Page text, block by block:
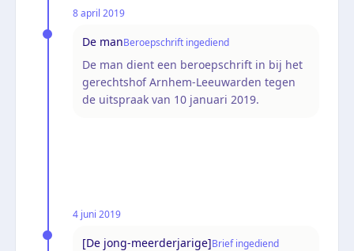
8 april 2019
De manBeroepschrift ingediend
De man dient een beroepschrift in bij het
gerechtshof Arnhem-Leeuwarden tegen
de uitspraak van 10 januari 2019.
4 juni 2019
[De jong-meerderjarige]Brief ingediend